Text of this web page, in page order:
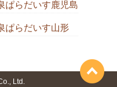
ぱらだいす鹿児島
ぱらだいす山形
Ltd.